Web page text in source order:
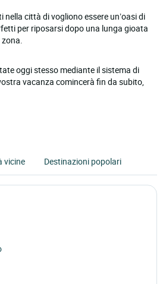
nella città di vogliono essere un’oasi di
per riposarsi dopo una lunga gioata
oggi stesso mediante il sistema di
vacanza comincerà fin da subito,
vicine Destinazioni popolari